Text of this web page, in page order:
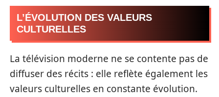
L’ÉVOLUTION DES VALEURS
CULTURELLES
La télévision moderne ne se contente pas de
diffuser des récits : elle reflète également les
valeurs culturelles en constante évolution.